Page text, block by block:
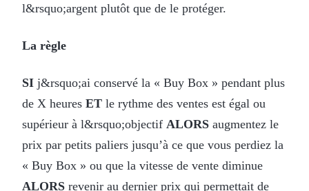
l&rsquo;argent plutôt que de le protéger.
La règle
SI j&rsquo;ai conservé la « Buy Box » pendant plus
de X heures ET le rythme des ventes est égal ou
supérieur à l&rsquo;objectif ALORS augmentez le
prix par petits paliers jusqu’à ce que vous perdiez la
« Buy Box » ou que la vitesse de vente diminue
ALORS revenir au dernier prix qui permettait de